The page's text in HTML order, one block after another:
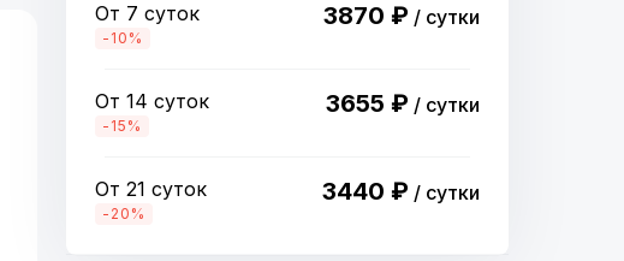
От 7 суток
-10%
3870 ₽ / сутки
От 14 суток
-15%
3655 ₽ / сутки
От 21 суток
-20%
3440 ₽ / сутки